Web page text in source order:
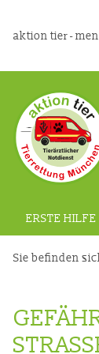
aktion tier -
ERSTE HILFE
DIE
VIDEOKURS
Sie befinden